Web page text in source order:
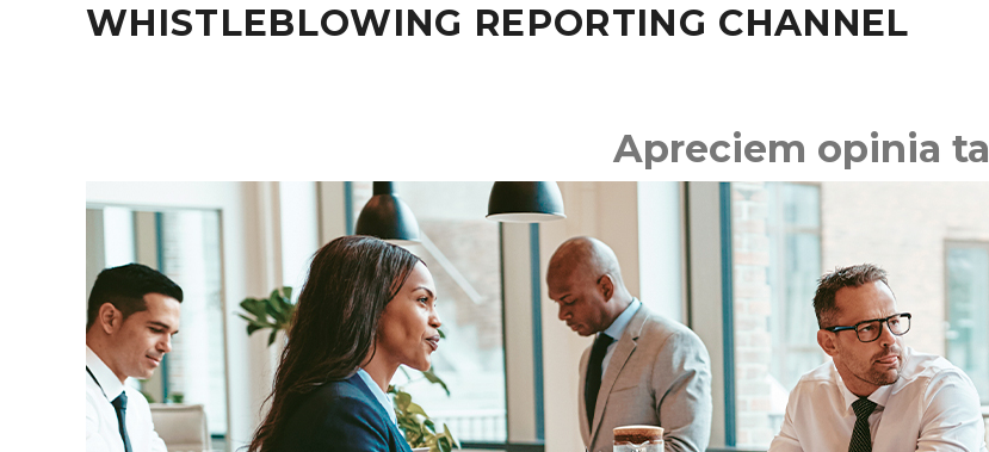
WHISTLEBLOWING REPORTING CHANNEL
Apreciem opinia ta